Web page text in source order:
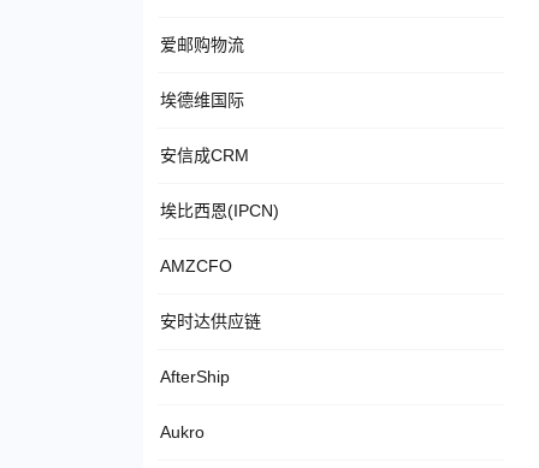
爱邮购物流
埃德维国际
安信成CRM
埃比西恩(IPCN)
AMZCFO
安时达供应链
AfterShip
Aukro